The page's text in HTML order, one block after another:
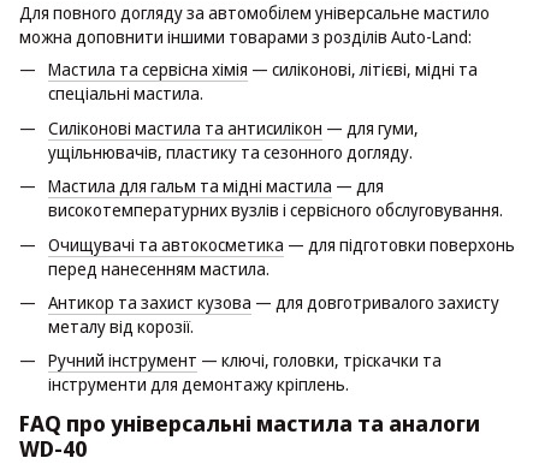
Для повного догляду за автомобілем універсальне мастило
можна доповнити іншими товарами з розділів Auto-Land:
Мастила та сервісна хімія — силіконові, літієві, мідні та
спеціальні мастила.
Силіконові мастила та антисилікон — для гуми,
ущільнювачів, пластику та сезонного догляду.
Мастила для гальм та мідні мастила — для
високотемпературних вузлів і сервісного обслуговування.
Очищувачі та автокосметика — для підготовки поверхонь
перед нанесенням мастила.
Антикор та захист кузова — для довготривалого захисту
металу від корозії.
Ручний інструмент — ключі, головки, тріскачки та
інструменти для демонтажу кріплень.
FAQ про універсальні мастила та аналоги
WD-40